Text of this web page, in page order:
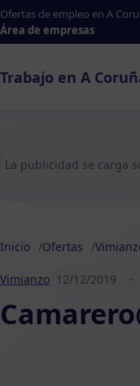
Ofertas de empleo en A
Área de empresas
Trabajo en A
La publicidad se carga
Inicio Ofertas
Vimianzo 12/12/2019 -